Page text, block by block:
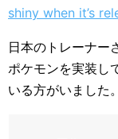
shiny when it’s
日本のトレーナー
ポケモンを実装し
いる方がいました。